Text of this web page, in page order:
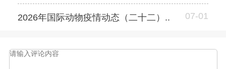
2026年国际动物疫情动态（二十二）.. 07-01